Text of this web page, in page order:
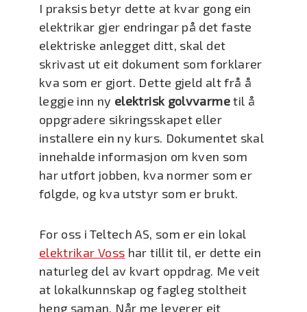
I praksis betyr dette at kvar gong ein
elektrikar gjer endringar på det faste
elektriske anlegget ditt, skal det
skrivast ut eit dokument som forklarer
kva som er gjort. Dette gjeld alt frå å
leggje inn ny elektrisk golvvarmetil å
oppgradere sikringsskapet eller
installere ein ny kurs. Dokumentet skal
innehalde informasjon om kven som
har utført jobben, kva normer som er
følgde, og kva utstyr som er brukt.
For oss i Teltech AS, som er ein lokal
elektrikar Voss har tillit til, er dette ein
naturleg del av kvart oppdrag. Me veit
at lokalkunnskap og fagleg stoltheit
heng saman. Når me leverer eit